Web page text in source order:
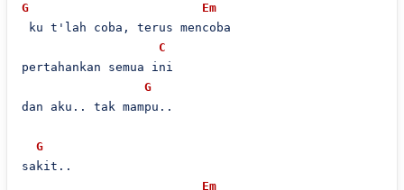
G
Em
ku t'lah coba, terus mencoba
C
pertahankan semua ini
G
dan aku.. tak mampu..
G
sakit..
Em